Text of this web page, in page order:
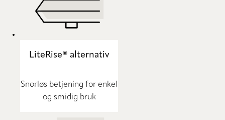
LiteRise® alternativ
Snorløs betjening for enkel
og smidig bruk